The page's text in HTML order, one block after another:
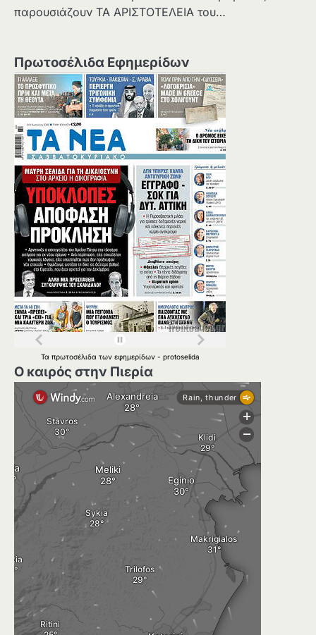
παρουσιάζουν ΤΑ ΑΡΙΣΤΟΤΕΛΕΙΑ του…
Πρωτοσέλιδα Εφημερίδων
Τα πρωτοσέλιδα των εφημερίδων - protoselida
Ο καιρός στην Πιερία